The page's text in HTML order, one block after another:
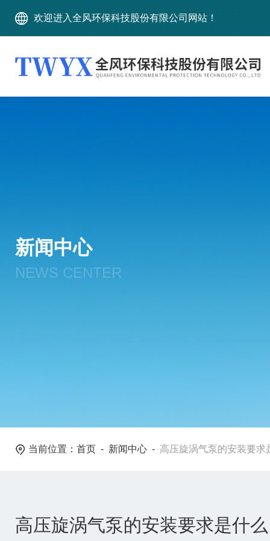
欢迎进入全风环保科技股份有限公司网站！
新闻中心
NEWS CENTER
当前位置： 首页 - 新闻中心 - 高压旋涡气泵的安装要求
高压旋涡气泵的安装要求是什